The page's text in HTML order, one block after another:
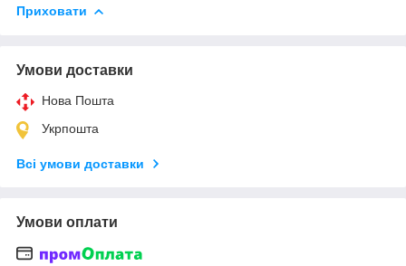
Приховати
Умови доставки
Нова Пошта
Укрпошта
Всі умови доставки
Умови оплати